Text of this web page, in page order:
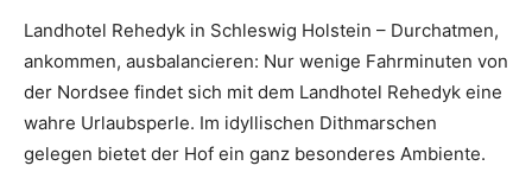
Landhotel Rehedyk in Schleswig Holstein – Durchatmen,
ankommen, ausbalancieren: Nur wenige Fahrminuten von
der Nordsee findet sich mit dem Landhotel Rehedyk eine
wahre Urlaubsperle. Im idyllischen Dithmarschen
gelegen bietet der Hof ein ganz besonderes Ambiente.